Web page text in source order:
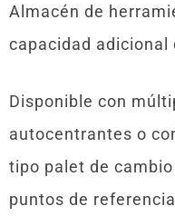
Almacén de
capacidad adicional
Disponible con
autocentrantes o
tipo palet de
puntos de